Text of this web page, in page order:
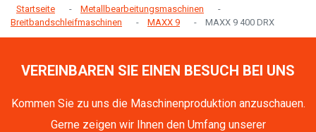
Startseite
Metallbearbeitungsmaschinen
Breitbandschleifmaschinen
MAXX 9 MAXX 9 400 DRX
VEREINBAREN SIE EINEN BESUCH BEI UNS
Kommen Sie zu uns die Maschinenproduktion anzuschauen.
Gerne zeigen wir Ihnen den Umfang unserer